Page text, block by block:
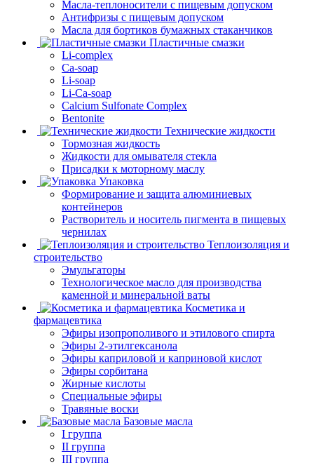
Масла-теплоносители с пищевым допуском
Антифризы с пищевым допуском
Масла для бортиков бумажных стаканчиков
Пластичные смазки
Li-complex
Ca-soap
Li-soap
Li-Ca-soap
Calcium Sulfonate Complex
Bentonite
Технические жидкости
Тормозная жидкость
Жидкости для омывателя стекла
Присадки к моторному маслу
Упаковка
Формирование и защита алюминиевых
контейнеров
Растворитель и носитель пигмента в пищевых
чернилах
Теплоизоляция и
строительство
Эмульгаторы
Технологическое масло для производства
каменной и минеральной ваты
Косметика и
фармацевтика
Эфиры изопрополивого и этилового спирта
Эфиры 2-этилгексанола
Эфиры каприловой и каприновой кислот
Эфиры сорбитана
Жирные кислоты
Специальные эфиры
Травяные воски
Базовые масла
I группа
II группа
III группа